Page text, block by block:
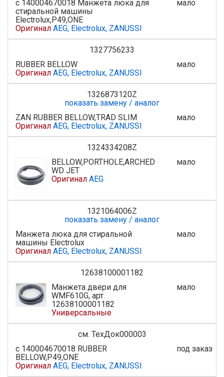
с 140004670018 Манжета люка для
стиральной машины
Electrolux,P49,ONE
Оригинал AEG, Electrolux, ZANUSSI
мало
1327756233
RUBBER BELLOW
Оригинал AEG, Electrolux, ZANUSSI
мало
1326873120Z
показать замену / аналог
ZAN RUBBER BELLOW,TRAD SLIM
Оригинал AEG, Electrolux, ZANUSSI
мало
1324334208Z
BELLOW,PORTHOLE,ARCHED
WD JET
Оригинал AEG
мало
1321064006Z
показать замену / аналог
Манжета люка для стиральной
машины Electrolux
Оригинал AEG, Electrolux, ZANUSSI
мало
12638100001182
Манжета двери для
WMF610G, арт.
12638100001182
Универсальные
мало
см. ТехДок000003
с 140004670018 RUBBER
BELLOW,P49,ONE
Оригинал AEG, Electrolux, ZANUSSI
под заказ